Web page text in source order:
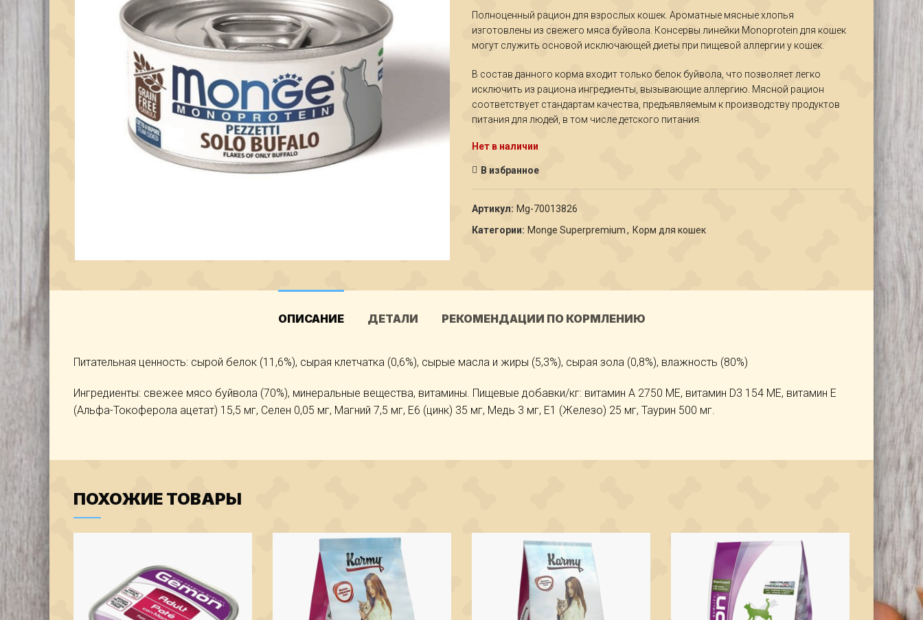
Полноценный рацион для взрослых кошек. Ароматные мясные хлопья
изготовлены из свежего мяса буйвола. Консервы линейки Monoprotein для кошек
могут служить основой исключающей диеты при пищевой аллергии у кошек.
В состав данного корма входит только белок буйвола, что позволяет легко
исключить из рациона ингредиенты, вызывающие аллергию. Мясной рацион
соответствует стандартам качества, предъявляемым к производству продуктов
питания для людей, в том числе детского питания.
Нет в наличии
В избранное
Артикул: Мg-70013826
Категории: Monge Superpremium, Корм для кошек
ОПИСАНИЕ ДЕТАЛИ РЕКОМЕНДАЦИИ ПО КОРМЛЕНИЮ
Питательная ценность: сырой белок (11,6%), сырая клетчатка (0,6%), сырые масла и жиры (5,3%), сырая зола (0,8%), влажность (80%)
Ингредиенты: свежее мясо буйвола (70%), минеральные вещества, витамины. Пищевые добавки/кг: витамин А 2750 МЕ, витамин D3 154 МЕ, витамин Е
(Альфа-Токоферола ацетат) 15,5 мг, Селен 0,05 мг, Магний 7,5 мг, Е6 (цинк) 35 мг, Медь 3 мг, Е1 (Железо) 25 мг, Таурин 500 мг.
ПОХОЖИЕ ТОВАРЫ